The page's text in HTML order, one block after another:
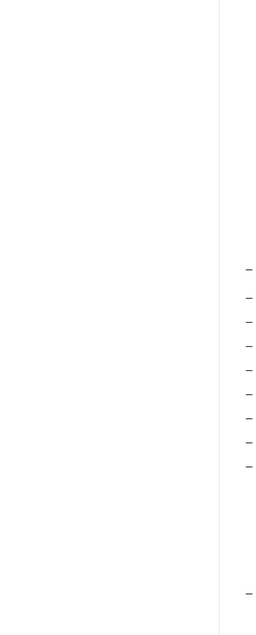
−
−
−
−
−
−
−
−
−
−